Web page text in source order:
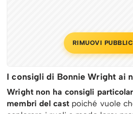
RIMUOVI
I consigli di Bonnie Wright ai
Wright non ha consigli
membri del castpoiché vuole